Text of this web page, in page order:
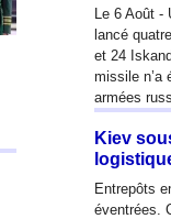
Le 6 Août -
lancé
et 24
missile n’a
armées
Kiev
Entrepôts
éventrées.